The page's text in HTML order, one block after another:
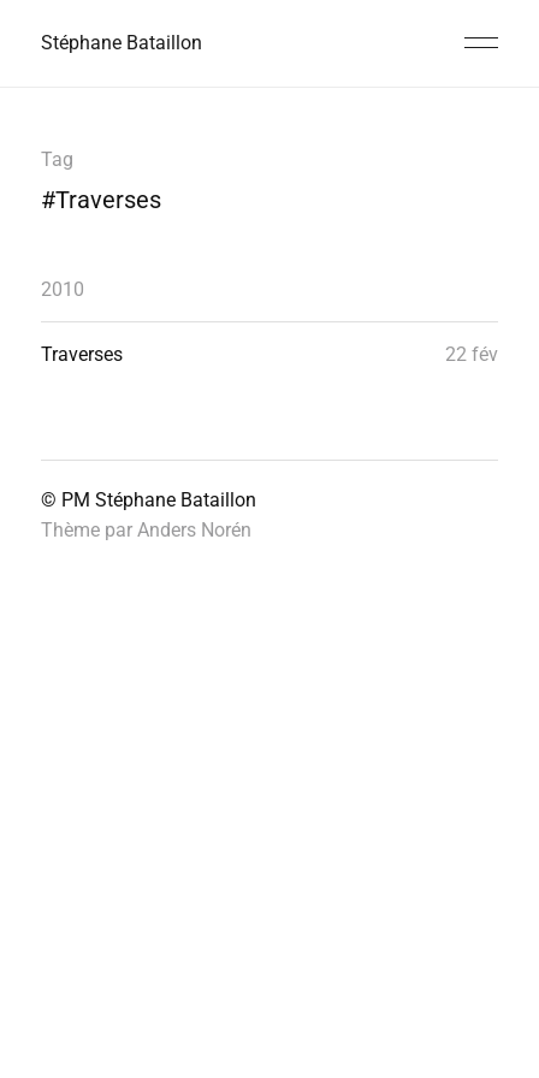
Stéphane Bataillon
Tag
#Traverses
2010
Traverses 22 fév
© PM Stéphane Bataillon
Thème par Anders Norén